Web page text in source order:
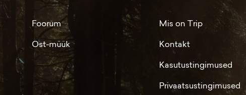
Foorum
Ost-müük
Mis on Trip
Kontakt
Kasutustingimused
Privaatsustingimused